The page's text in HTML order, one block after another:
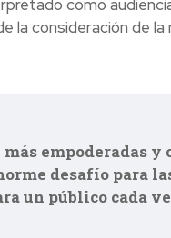
como
la consideración de
empoderadas
desafío para
un público cada